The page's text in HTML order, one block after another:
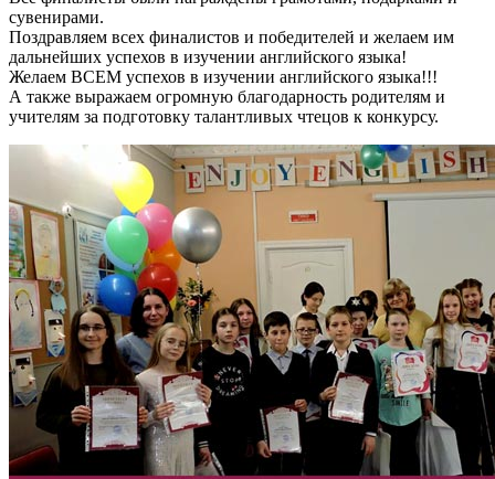
сувенирами.
Поздравляем всех финалистов и победителей и желаем им
дальнейших успехов в изучении английского языка!
Желаем ВСЕМ успехов в изучении английского языка!!!
А также выражаем огромную благодарность родителям и
учителям за подготовку талантливых чтецов к конкурсу.